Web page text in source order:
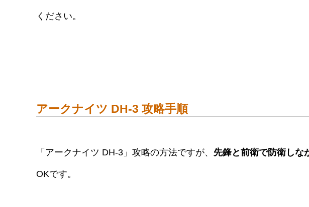
ください。
アークナイツ DH-3 攻略手順
「アークナイツ DH-3」攻略の方法ですが、 先鋒と前衛で防衛しな
OKです。